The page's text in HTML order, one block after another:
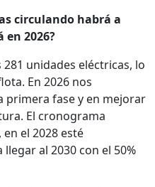
circulando habrá a
en 2026?
unidades eléctricas, lo
En 2026 nos
primera fase y en mejorar
El cronograma
el 2028 esté
al 2030 con el 50%